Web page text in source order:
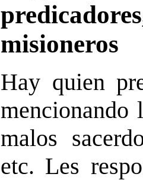
misioneros
Hay quien
mencionando
malos
etc. Les